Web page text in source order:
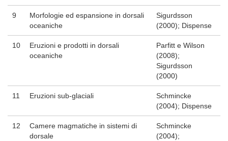
9
Morfologie ed espansione in dorsali
oceaniche
Sigurdsson
(2000); Dispense
10
Eruzioni e prodotti in dorsali
oceaniche
Parfitt e Wilson
(2008);
Sigurdsson
(2000)
11 Eruzioni sub-glaciali
Schmincke
(2004); Dispense
12
Camere magmatiche in sistemi di
dorsale
Schmincke
(2004);